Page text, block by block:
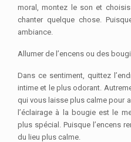
moral, montez le son et
chanter quelque chose.
ambiance.
Allumer de l’encens ou des
Dans ce sentiment, quittez
intime et le plus odorant.
qui vous laisse plus calme pour
l’éclairage à la bougie est le
plus spécial. Puisque l’encens
du lieu plus calme.